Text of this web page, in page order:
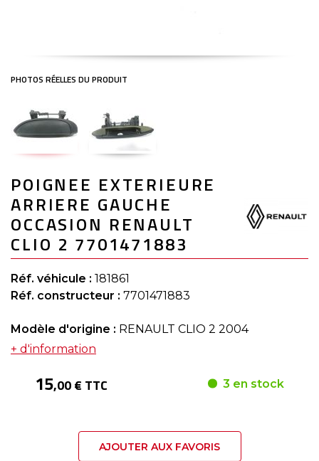
to
the
beginning
of
the
images
gallery
POIGNEE EXTERIEURE
ARRIERE GAUCHE
OCCASION RENAULT
CLIO 2 7701471883
Réf. véhicule : 181861
Réf. constructeur : 7701471883
Modèle d'origine : RENAULT CLIO 2 2004
+ d'information
15,00 € TTC 3 en stock
AJOUTER AUX FAVORIS